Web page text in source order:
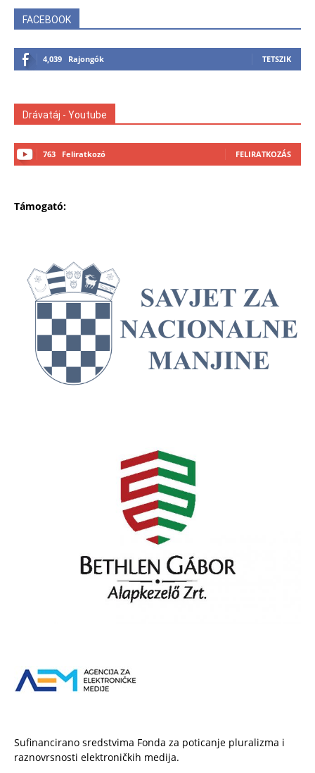
FACEBOOK
4,039 Rajongók TETSZIK
Drávatáj - Youtube
763 Feliratkozó FELIRATKOZÁS
Támogató:
Sufinancirano sredstvima Fonda za poticanje pluralizma i
raznovrsnosti elektroničkih medija.